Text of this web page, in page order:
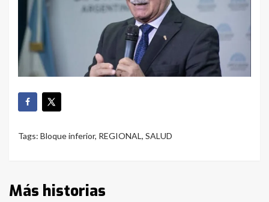
Tags: Bloque inferior, REGIONAL, SALUD
Más historias